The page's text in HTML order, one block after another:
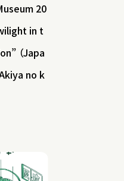
20
in t
（Japa
no k